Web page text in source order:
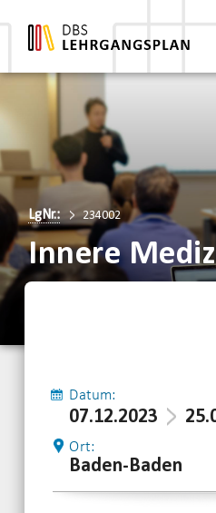
LgNr.: 234002
Innere
Datum:
07.12.2023
Ort:
Baden-Baden